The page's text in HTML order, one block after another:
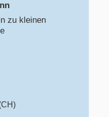
zu kleinen